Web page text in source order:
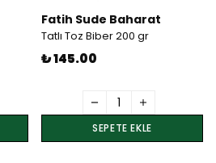
Fatih Sude Baharat
Tatlı Toz Biber 200 gr
₺ 145.00
SEPETE EKLE